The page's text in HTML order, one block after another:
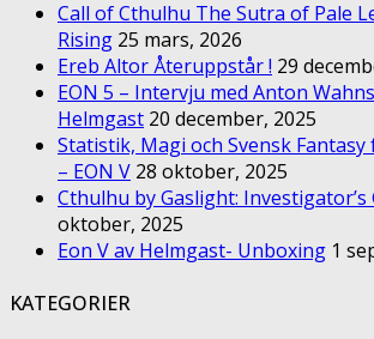
Call of Cthulhu The Sutra of Pale
Rising 25 mars, 2026
Ereb Altor Återuppstår ! 29
EON 5 – Intervju med Anton
Helmgast 20 december, 2025
Statistik, Magi och Svensk
– EON V 28 oktober, 2025
Cthulhu by Gaslight: Investigator’s
oktober, 2025
Eon V av Helmgast- Unboxing 1
KATEGORIER